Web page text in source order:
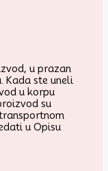
u prazan
Kada ste uneli
u korpu
su
u Opisu